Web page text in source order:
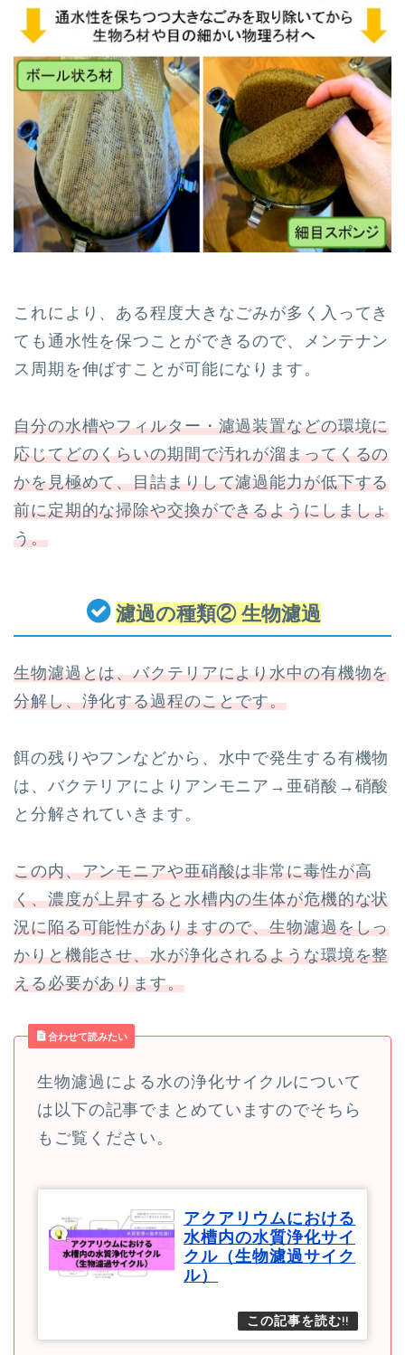
これにより、ある程度大きなごみが多く入ってき
ても通水性を保つことができるので、メンテナン
ス周期を伸ばすことが可能になります。
自分の水槽やフィルター・濾過装置などの環境に
応じてどのくらいの期間で汚れが溜まってくるの
かを見極めて、目詰まりして濾過能力が低下する
前に定期的な掃除や交換ができるようにしましょ
う。
濾過の種類② 生物濾過
生物濾過とは、バクテリアにより水中の有機物を
分解し、浄化する過程のことです。
餌の残りやフンなどから、水中で発生する有機物
は、バクテリアによりアンモニア→亜硝酸→硝酸
と分解されていきます。
この内、アンモニアや亜硝酸は非常に毒性が高
く、濃度が上昇すると水槽内の生体が危機的な状
況に陥る可能性がありますので、生物濾過をしっ
かりと機能させ、水が浄化されるような環境を整
える必要があります。
合わせて読みたい
生物濾過による水の浄化サイクルについて
は以下の記事でまとめていますのでそちら
もご覧ください。
アクアリウムにおける
水槽内の水質浄化サイ
クル（生物濾過サイク
ル）